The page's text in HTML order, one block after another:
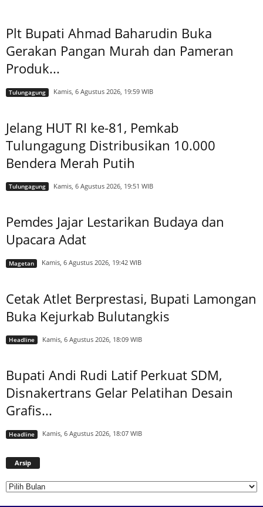
Plt Bupati Ahmad Baharudin Buka
Gerakan Pangan Murah dan Pameran
Produk...
Tulungagung Kamis, 6 Agustus 2026, 19:59 WIB
Jelang HUT RI ke-81, Pemkab
Tulungagung Distribusikan 10.000
Bendera Merah Putih
Tulungagung Kamis, 6 Agustus 2026, 19:51 WIB
Pemdes Jajar Lestarikan Budaya dan
Upacara Adat
Magetan Kamis, 6 Agustus 2026, 19:42 WIB
Cetak Atlet Berprestasi, Bupati Lamongan
Buka Kejurkab Bulutangkis
Headline Kamis, 6 Agustus 2026, 18:09 WIB
Bupati Andi Rudi Latif Perkuat SDM,
Disnakertrans Gelar Pelatihan Desain
Grafis...
Headline Kamis, 6 Agustus 2026, 18:07 WIB
Arsip